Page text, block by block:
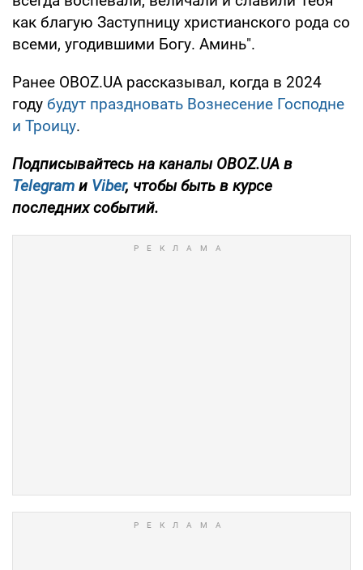
как благую Заступницу христианского рода со
всеми, угодившими Богу. Аминь".
Ранее OBOZ.UA рассказывал, когда в 2024
году будут праздновать Вознесение Господне
и Троицу.
Подписывайтесь на каналы OBOZ.UA в
Telegram и Viber, чтобы быть в курсе
последних событий.